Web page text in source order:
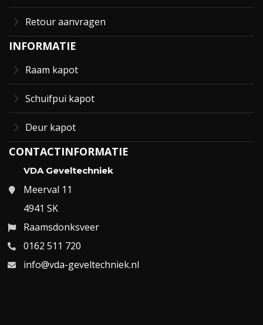
Retour aanvragen
INFORMATIE
Raam kapot
Schuifpui kapot
Deur kapot
CONTACTINFORMATIE
VDA Geveltechniek
Meerval 11
4941 SK
Raamsdonksveer
0162 511 720
info@vda-geveltechniek.nl